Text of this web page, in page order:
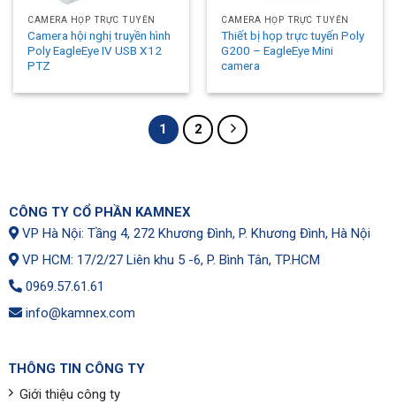
CAMERA HỌP TRỰC TUYẾN
Camera hội nghị truyền hình
Poly EagleEye IV USB X12
PTZ
CAMERA HỌP TRỰC TUYẾN
Thiết bị họp trực tuyến Poly
G200 – EagleEye Mini
camera
1 2
CÔNG TY CỔ PHẦN KAMNEX
VP Hà Nội: Tầng 4, 272 Khương Đình, P. Khương Đình, Hà Nội
VP HCM: 17/2/27 Liên khu 5 -6, P. Bình Tân, TP.HCM
0969.57.61.61
info@kamnex.com
THÔNG TIN CÔNG TY
Giới thiệu công ty